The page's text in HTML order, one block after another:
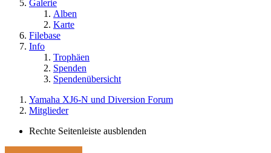
Galerie
Alben
Karte
Filebase
Info
Trophäen
Spenden
Spendenübersicht
Yamaha XJ6-N und Diversion Forum
Mitglieder
Rechte Seitenleiste ausblenden